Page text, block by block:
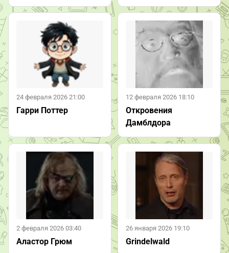
24 февраля 2026 21:00
Гарри Поттер
12 февраля 2026 18:10
Откровения
Дамблдора
2 февраля 2026 03:40
Аластор Грюм
26 января 2026 19:10
Grindelwald